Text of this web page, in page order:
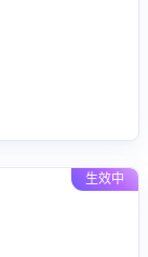
生效中